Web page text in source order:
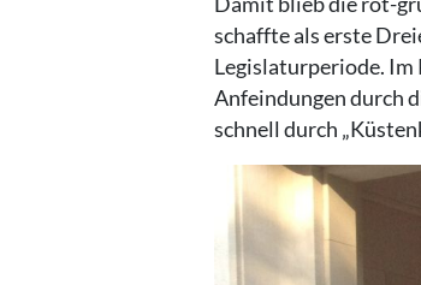
schaffte als erste
Legislaturperiode. Im
Anfeindungen durch
schnell durch